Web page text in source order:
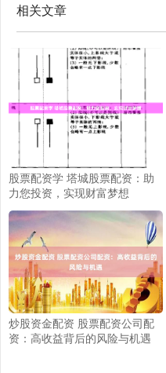
相关文章
股票配资学 塔城股票配资：助
力您投资，实现财富梦想
炒股资金配资 股票配资公司配
资：高收益背后的风险与机遇